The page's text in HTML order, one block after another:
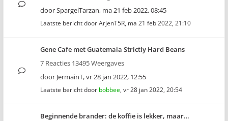
doorSpargelTarzan, ma 21 feb 2022, 08:45
Laatste bericht doorArjenT5R, ma 21 feb 2022, 21:10
Gene Cafe met Guatemala Strictly Hard Beans
7 Reacties 13495 Weergaves
door JermainT,vr 28 jan 2022, 12:55
Laatste bericht door bobbee, vr 28 jan 2022, 20:54
Beginnende brander: de koffie is lekker, maar…